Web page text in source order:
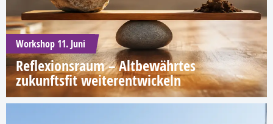
Workshop 11. Juni
Reflexionsraum – Altbewährtes
zukunftsfit weiterentwickeln